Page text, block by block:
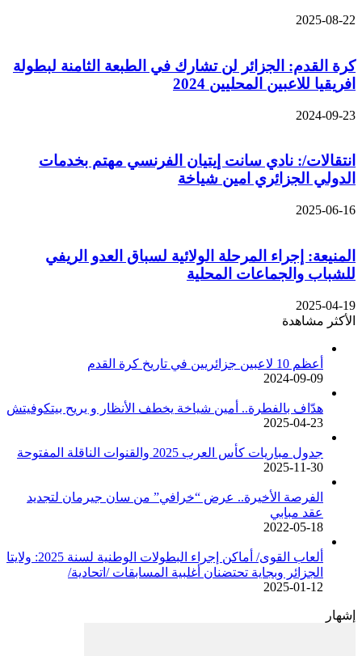
2025-08-22
كرة القدم: الجزائر لن تشارك في الطبعة الثامنة لبطولة
افريقيا للاعبين المحليين 2024
2024-09-23
انتقالات/: نادي سانت إيتيان الفرنسي مهتم بخدمات
الدولي الجزائري امين شياخة
2025-06-16
المنيعة: إجراء المرحلة الولائية لسباق العدو الريفي
للشباب والجماعات المحلية
2025-04-19
الأكثر مشاهدة
أعظم 10 لاعبين جزائريين في تاريخ كرة القدم
2024-09-09
هدّاف بالفطرة.. أمين شياخة يخطف الأنظار و يريح بيتكوفيتش
2025-04-23
جدول مباريات كأس العرب 2025 والقنوات الناقلة المفتوحة
2025-11-30
الفرصة الأخيرة.. عرض “خرافي” من سان جيرمان لتجديد
عقد مبابي
2022-05-18
ألعاب القوى/ أماكن إجراء البطولات الوطنية لسنة 2025: ولايتا
الجزائر وبجاية تحتضنان أغلبية المسابقات /اتحادية/
2025-01-12
إشهار